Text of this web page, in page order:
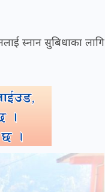
स्नान सुबिधाका लागि